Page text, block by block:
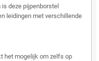
deze pijpenborstel
leidingen met verschillende
het mogelijk om zelfs op